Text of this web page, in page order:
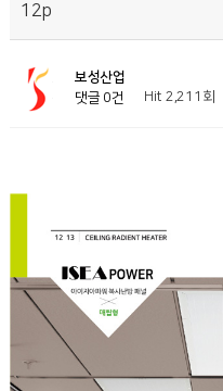
12p
보성산업
댓글 0건
Hit 2,211회